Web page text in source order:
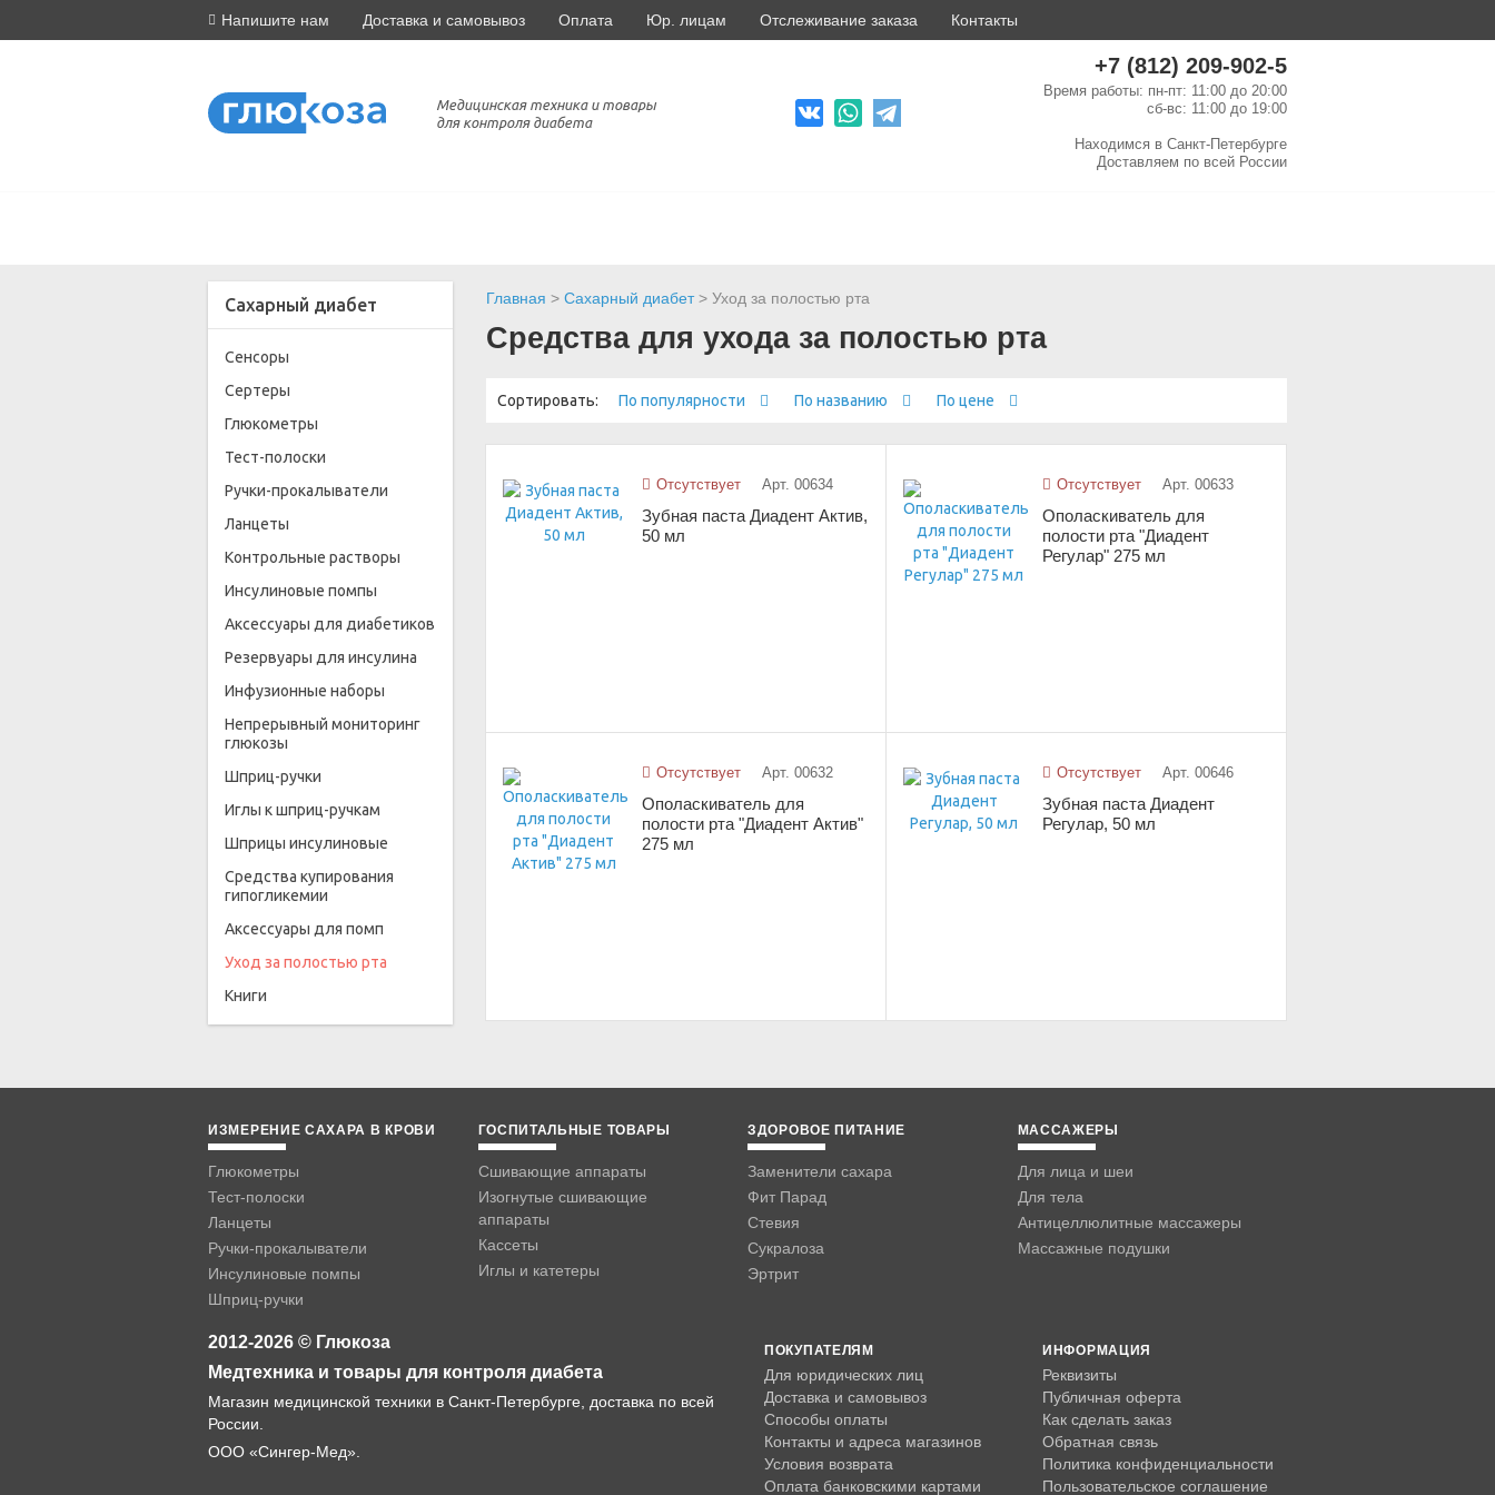
Напишите нам Доставка и самовывоз Оплата Юр. лицам Отслеживание заказа Контакты
Медицинская техника и товары
для контроля диабета
+7 (812) 209-902-5
Время работы: пн-пт: 11:00 до 20:00
сб-вс: 11:00 до 19:00
Находимся в Санкт-Петербурге
Доставляем по всей России
Главная > Сахарный диабет> Уход за полостью рта
Средства для ухода за полостью рта
Сортировать: По популярности По названию По цене
Отсутствует Арт. 00634
Зубная паста Диадент Актив,
50 мл
Отсутствует Арт. 00633
Ополаскиватель для
полости рта "Диадент
Регулар" 275 мл
Отсутствует Арт. 00632
Ополаскиватель для
полости рта "Диадент Актив"
275 мл
Отсутствует Арт. 00646
Зубная паста Диадент
Регулар, 50 мл
Сахарный диабет
Сенсоры
Сертеры
Глюкометры
Тест-полоски
Ручки-прокалыватели
Ланцеты
Контрольные растворы
Инсулиновые помпы
Аксессуары для диабетиков
Резервуары для инсулина
Инфузионные наборы
Непрерывный мониторинг
глюкозы
Шприц-ручки
Иглы к шприц-ручкам
Шприцы инсулиновые
Средства купирования
гипогликемии
Аксессуары для помп
Уход за полостью рта
Книги
ИЗМЕРЕНИЕ САХАРА В КРОВИ
Глюкометры
Тест-полоски
Ланцеты
Ручки-прокалыватели
Инсулиновые помпы
Шприц-ручки
ГОСПИТАЛЬНЫЕ ТОВАРЫ
Сшивающие аппараты
Изогнутые сшивающие
аппараты
Кассеты
Иглы и катетеры
ЗДОРОВОЕ ПИТАНИЕ
Заменители сахара
Фит Парад
Стевия
Сукралоза
Эртрит
МАССАЖЕРЫ
Для лица и шеи
Для тела
Антицеллюлитные массажеры
Массажные подушки
2012-2026 © Глюкоза
Медтехника и товары для контроля диабета
Магазин медицинской техники в Санкт-Петербурге, доставка по всей
России.
ООО «Сингер-Мед».
ПОКУПАТЕЛЯМ
Для юридических лиц
Доставка и самовывоз
Способы оплаты
Контакты и адреса магазинов
Условия возврата
Оплата банковскими картами
ИНФОРМАЦИЯ
Реквизиты
Публичная оферта
Как сделать заказ
Обратная связь
Политика конфиденциальности
Пользовательское соглашение